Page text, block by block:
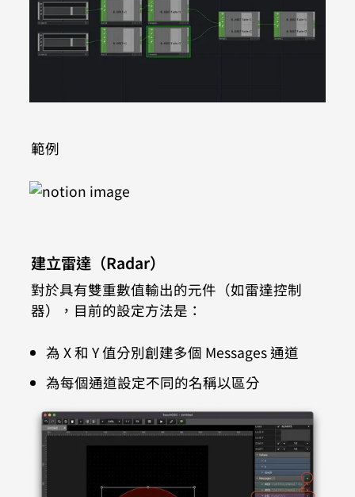
範例
建立雷達（Radar）
對於具有雙重數值輸出的元件（如雷達控制
器），目前的設定方法是：
為 X 和 Y 值分別創建多個 Messages 通道
為每個通道設定不同的名稱以區分